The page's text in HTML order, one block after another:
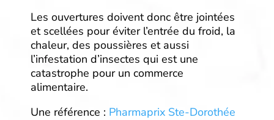
Les ouvertures doivent donc être jointées
et scellées pour éviter l’entrée du froid, la
chaleur, des poussières et aussi
l’infestation d’insectes qui est une
catastrophe pour un commerce
alimentaire.
Une référence : Pharmaprix Ste-Dorothée